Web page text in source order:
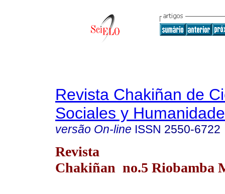
Revista Chakiñan de
Sociales y
versão On-line ISSN 2550-6722
Revista
Chakiñan no.5 Riobamba